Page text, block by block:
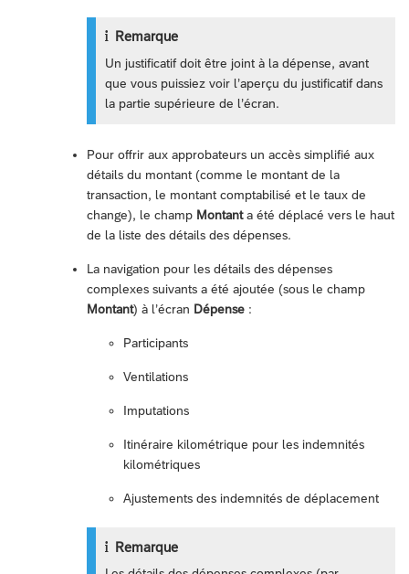
Remarque
Un justificatif doit être joint à la dépense, avant
que vous puissiez voir l’aperçu du justificatif dans
la partie supérieure de l’écran.
Pour offrir aux approbateurs un accès simplifié aux
détails du montant (comme le montant de la
transaction, le montant comptabilisé et le taux de
change), le champ Montanta été déplacé vers le haut
de la liste des détails des dépenses.
La navigation pour les détails des dépenses
complexes suivants a été ajoutée (sous le champ
Montant) à l’écran Dépense :
Participants
Ventilations
Imputations
Itinéraire kilométrique pour les indemnités
kilométriques
Ajustements des indemnités de déplacement
Remarque